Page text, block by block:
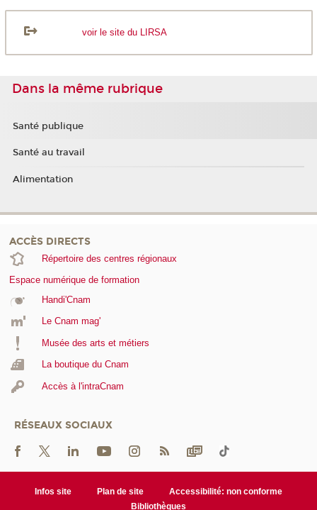
voir le site du LIRSA
Dans la même rubrique
Santé publique
Santé au travail
Alimentation
ACCÈS DIRECTS
Répertoire des centres régionaux
Espace numérique de formation
Handi'Cnam
Le Cnam mag'
Musée des arts et métiers
La boutique du Cnam
Accès à l'intraCnam
RÉSEAUX SOCIAUX
Infos site Plan de site
Accessibilité: non conforme
Bibliothèques